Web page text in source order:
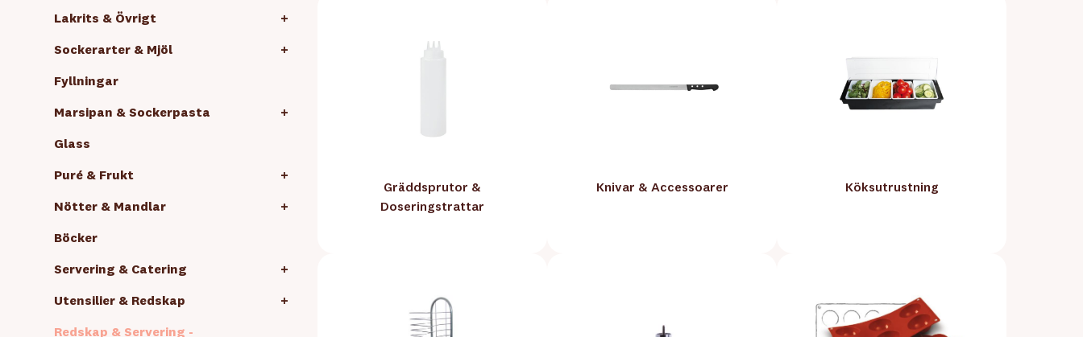
Lakrits & Övrigt +
Sockerarter & Mjöl +
Fyllningar
Marsipan & Sockerpasta +
Glass
Puré & Frukt +
Nötter & Mandlar +
Böcker
Servering & Catering +
Utensilier & Redskap +
Redskap & Servering -
Gräddsprutor &
Doseringstrattar
Knivar & Accessoarer Köksutrustning